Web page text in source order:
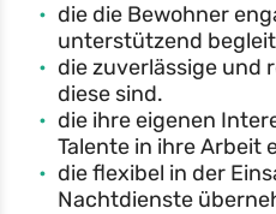
die die Bewohner
unterstützend
die zuverlässige und
diese sind.
die ihre eigenen
Talente in ihre Arbeit
die flexibel in der
Nachtdienste